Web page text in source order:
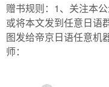
赠书规则：1、关注本
或将本文发到任意日语
图发给帝京日语任意机
师：